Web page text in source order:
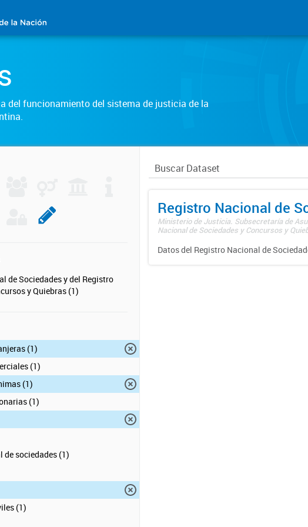
del funcionamiento del sistema de justicia de la
de Sociedades y del Registro
y Quiebras (1)
(1)
(1)
(1)
(1)
de sociedades (1)
(1)
Registro Nacional de
Ministerio de Justicia. Subsecretaría de
Nacional de Sociedades y Concursos y
Datos del Registro Nacional de